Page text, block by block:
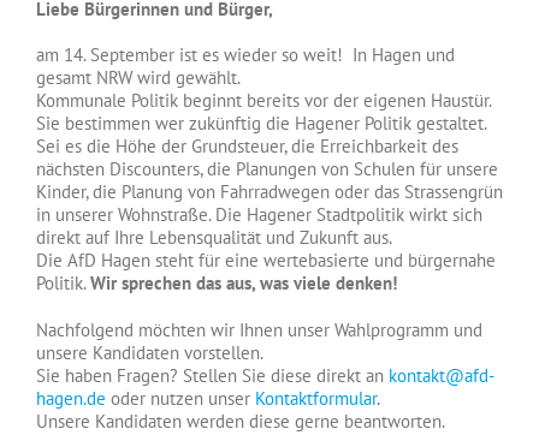
Liebe Bürgerinnen und Bürger,
am 14. September ist es wieder so weit! In Hagen und
gesamt NRW wird gewählt.
Kommunale Politik beginnt bereits vor der eigenen Haustür.
Sie bestimmen wer zukünftig die Hagener Politik gestaltet.
Sei es die Höhe der Grundsteuer, die Erreichbarkeit des
nächsten Discounters, die Planungen von Schulen für unsere
Kinder, die Planung von Fahrradwegen oder das Strassengrün
in unserer Wohnstraße. Die Hagener Stadtpolitik wirkt sich
direkt auf Ihre Lebensqualität und Zukunft aus.
Die AfD Hagen steht für eine wertebasierte und bürgernahe
Politik.Wir sprechen das aus, was viele denken!
Nachfolgend möchten wir Ihnen unser Wahlprogramm und
unsere Kandidaten vorstellen.
Sie haben Fragen? Stellen Sie diese direkt an kontakt@afd-
hagen.de oder nutzen unser Kontaktformular.
Unsere Kandidaten werden diese gerne beantworten.